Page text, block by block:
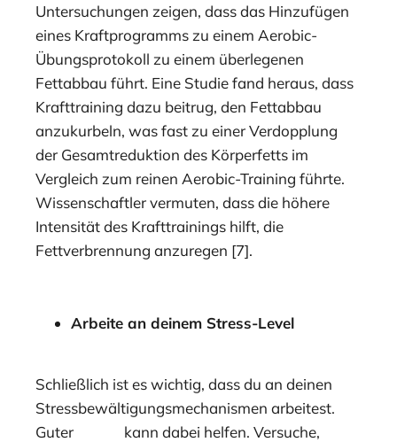
Untersuchungen zeigen, dass das Hinzufügen
eines Kraftprogramms zu einem Aerobic-
Übungsprotokoll zu einem überlegenen
Fettabbau führt. Eine Studie fand heraus, dass
Krafttraining dazu beitrug, den Fettabbau
anzukurbeln, was fast zu einer Verdopplung
der Gesamtreduktion des Körperfetts im
Vergleich zum reinen Aerobic-Training führte.
Wissenschaftler vermuten, dass die höhere
Intensität des Krafttrainings hilft, die
Fettverbrennung anzuregen [7].
Arbeite an deinem Stress-Level
Schließlich ist es wichtig, dass du an deinen
Stressbewältigungsmechanismen arbeitest.
Guter
kann dabei helfen. Versuche,